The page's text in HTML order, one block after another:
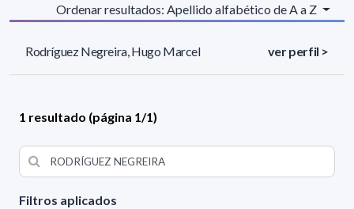
Filtros aplicados
Ordenar resultados: Apellido alfabético de A a Z
Rodríguez Negreira, Hugo Marcel ver perfil >
1 resultado (página 1/1)